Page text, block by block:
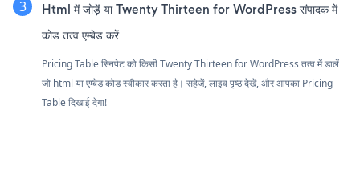
Html में जोड़ें या Twenty Thirteen for WordPress संपादक में
कोड तत्व एम्बेड करें
Pricing Table स्निपेट को किसी Twenty Thirteen for WordPress तत्व में डालें
जो html या एम्बेड कोड स्वीकार करता है। सहेजें, लाइव पृष्ठ देखें, और आपका Pricing
Table दिखाई देगा!